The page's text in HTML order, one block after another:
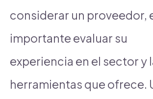
considerar un proveedor,
importante evaluar su
experiencia en el sector y
herramientas que ofrece.